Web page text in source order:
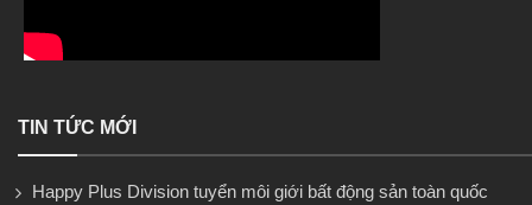
TIN TỨC MỚI
Happy Plus Division tuyển môi giới bất động sản toàn quốc